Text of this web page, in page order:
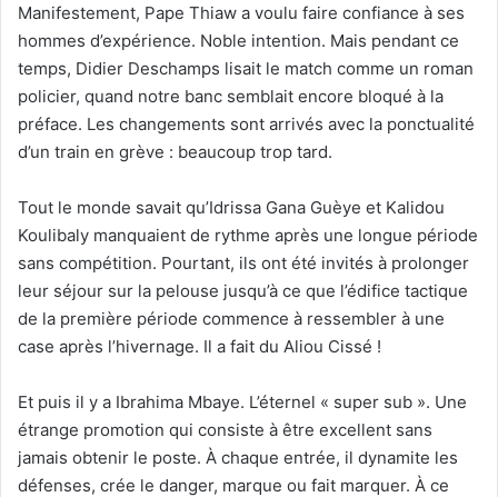
Manifestement, Pape Thiaw a voulu faire confiance à ses
hommes d’expérience. Noble intention. Mais pendant ce
temps, Didier Deschamps lisait le match comme un roman
policier, quand notre banc semblait encore bloqué à la
préface. Les changements sont arrivés avec la ponctualité
d’un train en grève : beaucoup trop tard.
Tout le monde savait qu’Idrissa Gana Guèye et Kalidou
Koulibaly manquaient de rythme après une longue période
sans compétition. Pourtant, ils ont été invités à prolonger
leur séjour sur la pelouse jusqu’à ce que l’édifice tactique
de la première période commence à ressembler à une
case après l’hivernage. Il a fait du Aliou Cissé !
Et puis il y a Ibrahima Mbaye. L’éternel « super sub ». Une
étrange promotion qui consiste à être excellent sans
jamais obtenir le poste. À chaque entrée, il dynamite les
défenses, crée le danger, marque ou fait marquer. À ce